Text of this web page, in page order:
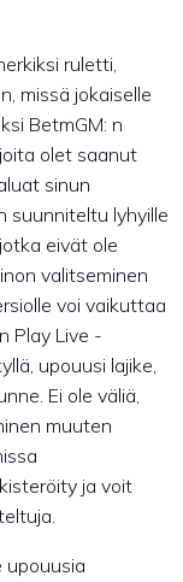
ruletti,
missä jokaiselle
BetmGM: n
olet saanut
sinun
suunniteltu lyhyille
eivät ole
valitseminen
voi vaikuttaa
Play Live -
upouusi lajike,
Ei ole väliä,
muuten
ja voit
upouusia